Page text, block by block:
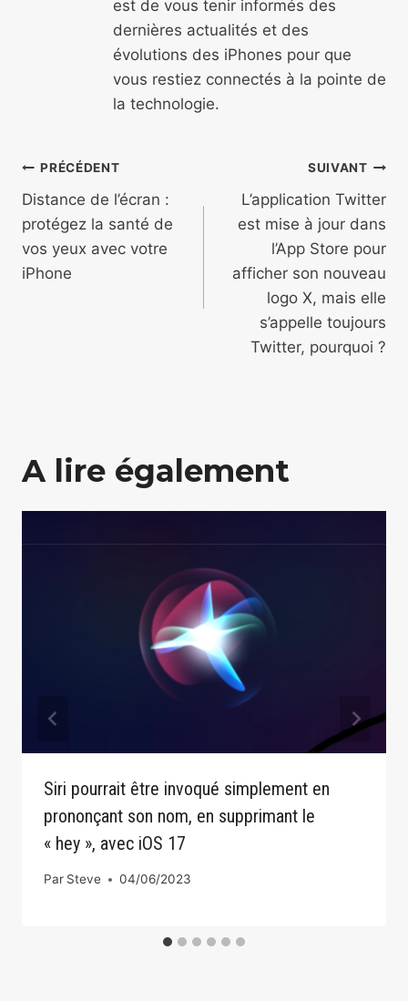
est de vous tenir informés des
dernières actualités et des
évolutions des iPhones pour que
vous restiez connectés à la pointe de
la technologie.
Navigation
de
l’article
PRÉCÉDENT
Distance de l’écran :
protégez la santé de
vos yeux avec votre
iPhone
SUIVANT
L’application Twitter
est mise à jour dans
l’App Store pour
afficher son nouveau
logo X, mais elle
s’appelle toujours
Twitter, pourquoi ?
A lire également
Siri pourrait être invoqué simplement en
prononçant son nom, en supprimant le
« hey », avec iOS 17
Par Steve 04/06/2023